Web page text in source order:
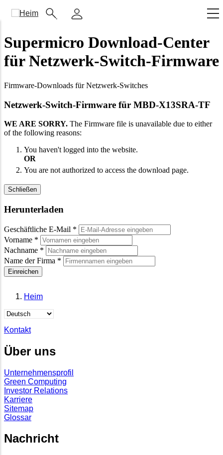
Hauptnavigation
(Enterprise)
Supermicro Download-Center
für Netzwerk-Switch-Firmware
Firmware-Downloads für Netzwerk-Switches
Netzwerk-Switch-Firmware für MBD-X13SRA-TF
WE ARE SORRY. The Firmware file is unavailable due to either
of the following reasons:
You haven't logged into the website.
OR
You are not authorized to access the download page.
Schließen
Herunterladen
Geschäftliche E-Mail *
Vorname *
Nachname *
Name der Firma *
Einreichen
Brotkrumen
Heim
Select
language
Kontakt
Über uns
Unternehmensprofil
Green Computing
Investor Relations
Karriere
Sitemap
Glossar
Nachricht